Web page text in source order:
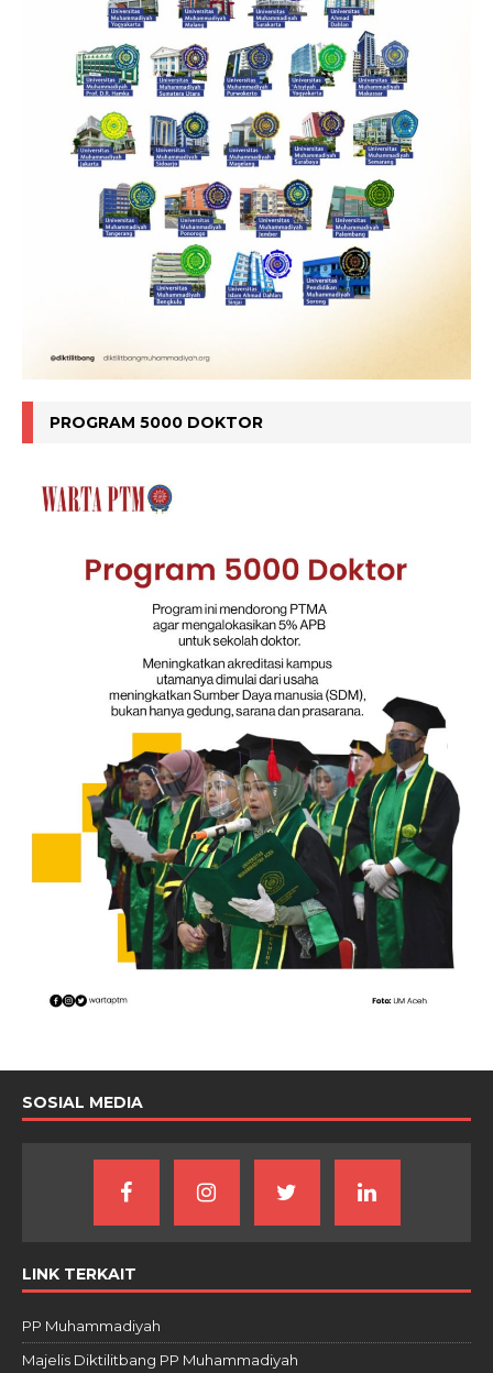
PROGRAM 5000 DOKTOR
SOSIAL MEDIA
LINK TERKAIT
PP Muhammadiyah
Majelis Diktilitbang PP Muhammadiyah